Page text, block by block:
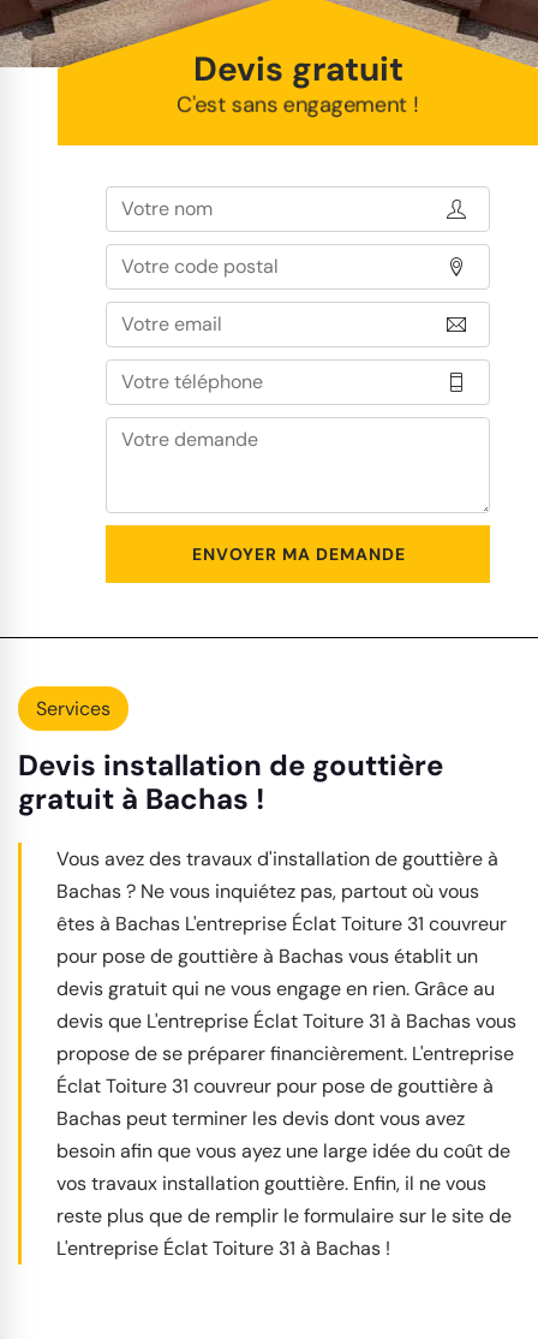
Devis gratuit
C'est sans engagement !
Services
Devis installation de gouttière
gratuit à Bachas !
Vous avez des travaux d'installation de gouttière à
Bachas ? Ne vous inquiétez pas, partout où vous
êtes à Bachas L'entreprise Éclat Toiture 31 couvreur
pour pose de gouttière à Bachas vous établit un
devis gratuit qui ne vous engage en rien. Grâce au
devis que L'entreprise Éclat Toiture 31 à Bachas vous
propose de se préparer financièrement. L'entreprise
Éclat Toiture 31 couvreur pour pose de gouttière à
Bachas peut terminer les devis dont vous avez
besoin afin que vous ayez une large idée du coût de
vos travaux installation gouttière. Enfin, il ne vous
reste plus que de remplir le formulaire sur le site de
L'entreprise Éclat Toiture 31 à Bachas !